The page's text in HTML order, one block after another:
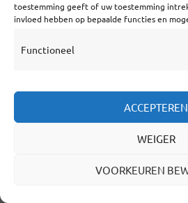
toestemming geeft of uw toestemming
invloed hebben op bepaalde functies en
Functioneel
ACCEPTEREN
WEIGER
VOORKEUREN
een creativiteit en
Aarhus 2017, zoals de
verdienen ook een... Lees